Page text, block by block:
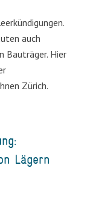
auch
Bauträger. Hier
Zürich.
Lägern